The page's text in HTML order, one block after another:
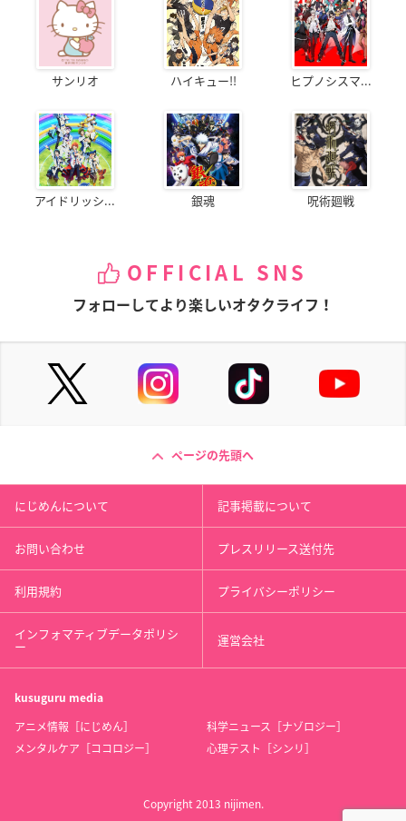
サンリオ ハイキュー!! ヒプノシスマ...
アイドリッシ... 銀魂 呪術廻戦
OFFICIAL SNS
フォローしてより楽しいオタクライフ！
ページの先頭へ
にじめんについて 記事掲載について
お問い合わせ プレスリリース送付先
利用規約 プライバシーポリシー
インフォマティブデータポリシ
ー 運営会社
kusuguru media
アニメ情報［にじめん］
科学ニュース［ナゾロジー］
メンタルケア［ココロジー］
心理テスト［シンリ］
Copyright 2013 nijimen.